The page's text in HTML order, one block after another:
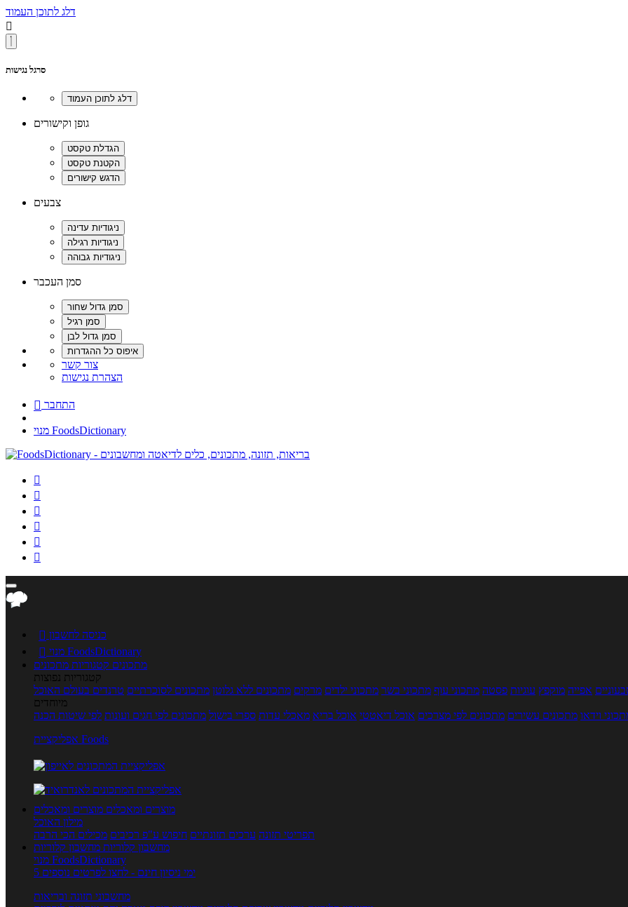
דלג לתוכן העמוד

סרגל נגישות
גופן וקישורים
צבעים
סמן העכבר
צור קשר
הצהרת נגישות
 התחבר
מנוי FoodsDictionary






 כניסה לחשבון

מנוי FoodsDictionary
מתכונים קטגוריות מתכונים
קטגוריות נפוצות
אפייה מוקפץ עוגיות פסטה מתכוני עוף מתכוני בשר מתכוני ילדים מרקים מתכונים ללא גלוטן מתכונים לסוכרתיים טרנדים בעולם האוכל
מיוחדים
וידאו מתכונים עשירים מתכונים לפי מצרכים אוכל דיאטטי אוכל בריא מאכלי עדות ספרי בישול מתכונים לפי חגים ועונות לפי שיטות הכנה
אפליקציית Foods
מוצרים ומאכלים מוצרים ומאכלים
מילון האוכל
תפריטי תזונה ערכים תזונתיים חיפוש ע"פ רכיבים מכילים הכי הרבה
מחשבון קלוריות מחשבון קלוריות
מנוי FoodsDictionary
5 ימי ניסיון חינם - לחצו לפרטים נוספים
מחשבוני תזונה ובריאות